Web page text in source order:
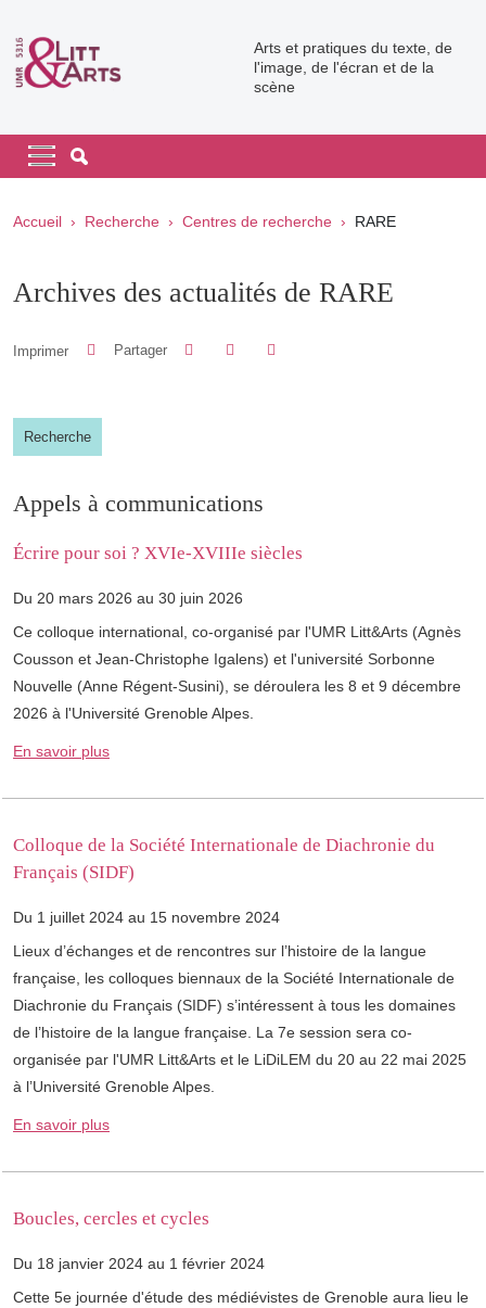
Arts et pratiques du texte, de
l'image, de l'écran et de la
scène
Navigation principale
Navigation principale mobile
Fil d'Ariane
Accueil Recherche Centres de recherche RARE
Archives des actualités de RARE
Imprimer Partager Partager sur Facebook
Partager sur LinkedIn
Recherche
Appels à communications
Écrire pour soi ? XVIe-XVIIIe siècles
Du 20 mars 2026 au 30 juin 2026
Ce colloque international, co-organisé par l'UMR Litt&Arts (Agnès
Cousson et Jean-Christophe Igalens) et l'université Sorbonne
Nouvelle (Anne Régent-Susini), se déroulera les 8 et 9 décembre
2026 à l'Université Grenoble Alpes.
En savoir plus
Colloque de la Société Internationale de Diachronie du
Français (SIDF)
Du 1 juillet 2024 au 15 novembre 2024
Lieux d’échanges et de rencontres sur l’histoire de la langue
française, les colloques biennaux de la Société Internationale de
Diachronie du Français (SIDF) s’intéressent à tous les domaines
de l’histoire de la langue française. La 7e session sera co-
organisée par l'UMR Litt&Arts et le LiDiLEM du 20 au 22 mai 2025
à l’Université Grenoble Alpes.
En savoir plus
Boucles, cercles et cycles
Du 18 janvier 2024 au 1 février 2024
Cette 5e journée d'étude des médiévistes de Grenoble aura lieu le